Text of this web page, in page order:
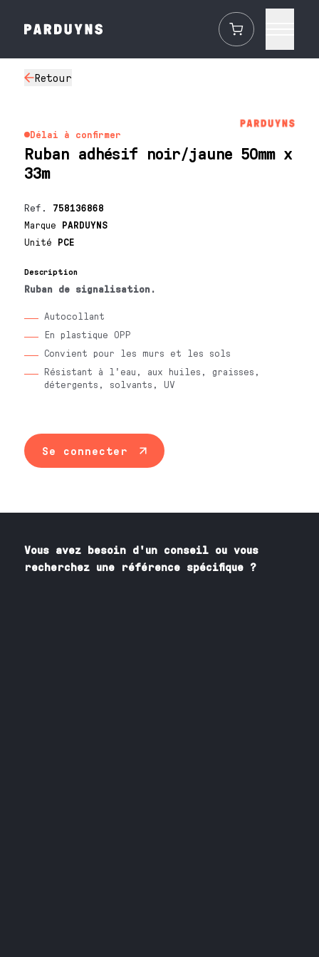
Retour
Délai à confirmer
Ruban adhésif noir/jaune 50mm x
33m
Ref. 758136868
Marque PARDUYNS
Unité PCE
Description
Ruban de signalisation.
Autocollant
En plastique OPP
Convient pour les murs et les sols
Résistant à l'eau, aux huiles, graisses,
détergents, solvants, UV
Se connecter
Vous avez besoin d'un conseil ou vous
recherchez une référence spécifique ?